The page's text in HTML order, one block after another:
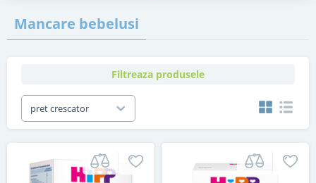
Mancare bebelusi
Filtreaza produsele
pret crescator